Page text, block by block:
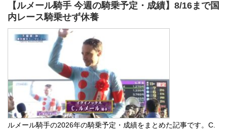
【ルメール騎手 今週の騎乗予定・成績】8/16まで国
内レース騎乗せず休養
ルメール騎手の2026年の騎乗予定・成績をまとめた記事です。C.